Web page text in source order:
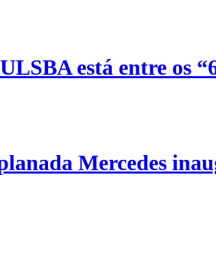
está entre os
Mercedes